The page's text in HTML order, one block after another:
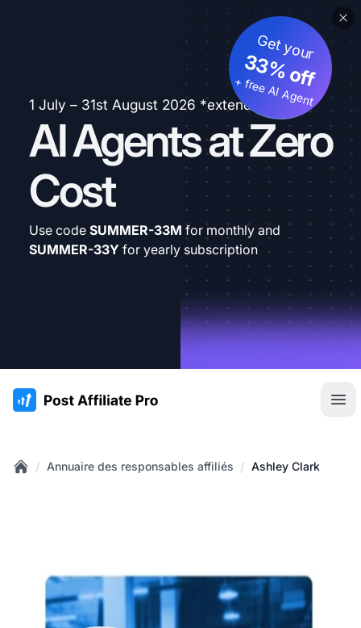
1 July – 31st August 2026 *extended
AI Agents at Zero
Cost
Get your
33% off
+ free AI Agent
Use code SUMMER-33M for monthly and
SUMMER-33Y for yearly subscription
:site.title
/ Annuaire des responsables affiliés / Ashley Clark